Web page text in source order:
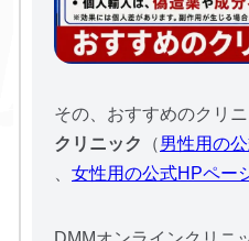
その、おすすめのクリ
クリニック
（男性用の
、 女性用の公式HPペー